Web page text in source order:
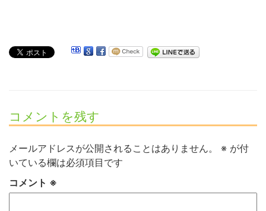
コメントを残す
メールアドレスが公開されることはありません。 ※ が付
いている欄は必須項目です
コメント ※